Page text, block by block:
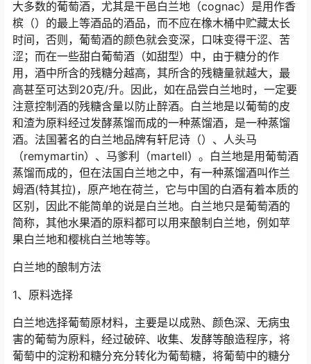
大多数的葡萄酒，尤其是干邑白兰地（cognac）是用作香
槟（）的最上等酒品的酒品，而不应在橡木桶中贮藏太长
时间，否则，葡萄酒的颜色就会变深，口味变得干涩、苦
涩；而在一些甜白葡萄酒（如甜型）中，由于糖分的作
用，酒中所含的残糖分越高，其所含的残糖量就越大，最
高甚至可达到20克/升。因此，如在品尝白兰地时，一定要
注意控制酒的残糖含量以防止醉酒。白兰地是以葡萄的皮
和渣为原料经过发酵蒸馏而成的一种蒸馏酒，是一种蒸馏
酒。法国著名的白兰地品牌有轩尼诗（）、人头马
（remymartin）、马爹利（martell）。白兰地是用葡萄酒
蒸馏而成的，但在法国白兰地之中，有一种蒸馏酒叫作兰
姆酒(特其拉)，原产地在荷兰，它与中国的白酒有着本质的
区别，因此不能简单的说是白兰地。白兰地只是葡萄酒的
简称，其他水果酒的原料都可以用来酿制白兰地，例如苹
果白兰地和樱桃白兰地等等。
白兰地的酿制方法
1、原料选择
白兰地选择葡萄原材料，主要是以成熟、颜色深、无病虫
害的葡萄为原料，经过破碎、收集、发酵等酿造程序，将
葡萄中的淀粉和糖分充分转化为葡萄糖，将葡萄中的糖分